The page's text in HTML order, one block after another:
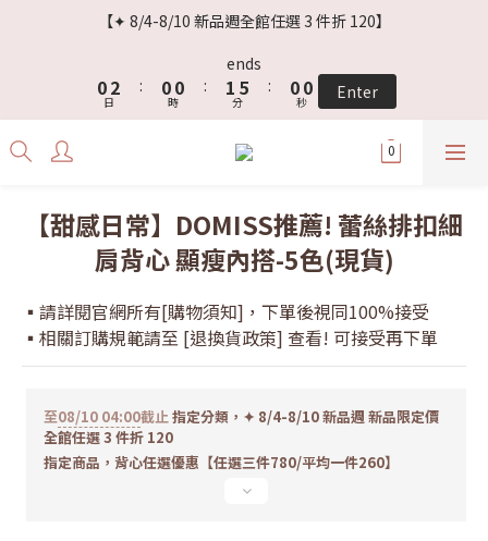
【✦ 8/4-8/10 新品週全館任選 3 件折 120】
ends
0
5
2
1
日
:
3
2
0
3
0
時
:
4
2
1
0
7
5
4
3
1
分
:
8
5
4
0
9
8
4
3
2
1
0
秒 Enter
【甜感日常】DOMISS推薦! 蕾絲排扣細
肩背心 顯瘦內搭-5色(現貨)
▪️請詳閱官網所有[購物須知]，下單後視同100%接受
▪️相關訂購規範請至 [退換貨政策] 查看! 可接受再下單
至08/10 04:00截止指定分類，✦ 8/4-8/10 新品週 新品限定價
全館任選 3 件折 120
指定商品，背心任選優惠【任選三件780/平均一件260】